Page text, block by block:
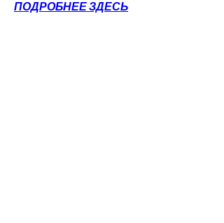
ПОДРОБНЕЕ ЗДЕСЬ